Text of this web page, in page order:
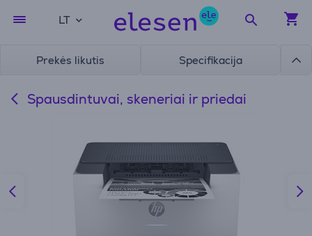
LT
Prekės likutis Specifikacija
Spausdintuvai, skeneriai ir priedai